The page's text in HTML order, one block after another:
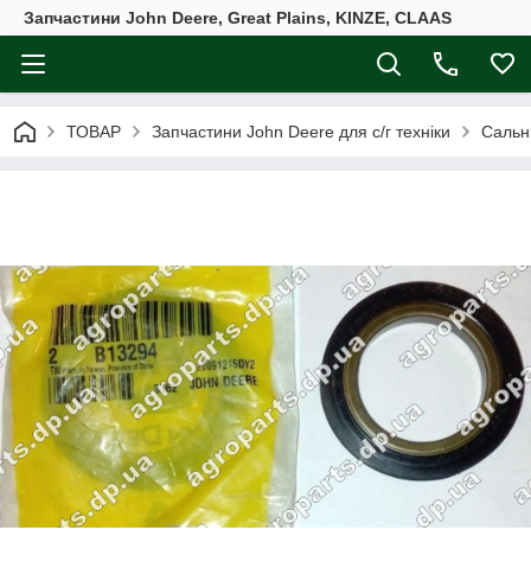
Запчастини John Deere, Great Plains, KINZE, CLAAS
ТОВАР Запчастини John Deere для с/г техніки